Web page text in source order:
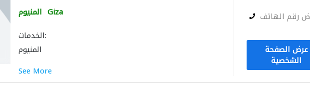
المنيوم Giza
الخدمات:
المنيوم
See More
رقم الهاتف
عرض الصفحة
الشخصية